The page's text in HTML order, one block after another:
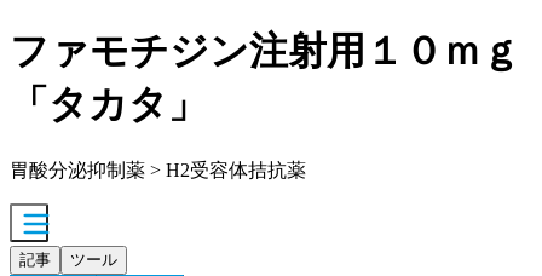
ファモチジン注射用１０ｍｇ
「タカタ」
胃酸分泌抑制薬 > H2受容体拮抗薬
記事 ツール